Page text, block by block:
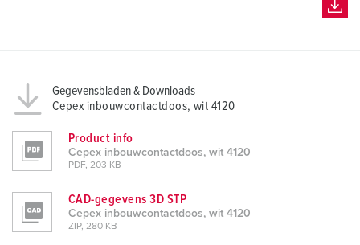
Gegevensbladen & Downloads
Cepex inbouwcontactdoos, wit 4120
Product info
Cepex inbouwcontactdoos, wit 4120
PDF, 203 KB
CAD-gegevens 3D STP
Cepex inbouwcontactdoos, wit 4120
ZIP, 280 KB